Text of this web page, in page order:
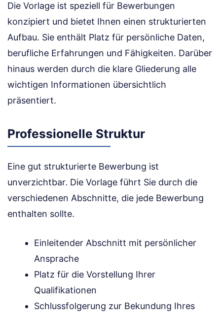
Die Vorlage ist speziell für Bewerbungen
konzipiert und bietet Ihnen einen strukturierten
Aufbau. Sie enthält Platz für persönliche Daten,
berufliche Erfahrungen und Fähigkeiten. Darüber
hinaus werden durch die klare Gliederung alle
wichtigen Informationen übersichtlich
präsentiert.
Professionelle Struktur
Eine gut strukturierte Bewerbung ist
unverzichtbar. Die Vorlage führt Sie durch die
verschiedenen Abschnitte, die jede Bewerbung
enthalten sollte.
Einleitender Abschnitt mit persönlicher
Ansprache
Platz für die Vorstellung Ihrer
Qualifikationen
Schlussfolgerung zur Bekundung Ihres